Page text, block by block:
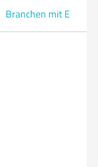
Branchen mit E